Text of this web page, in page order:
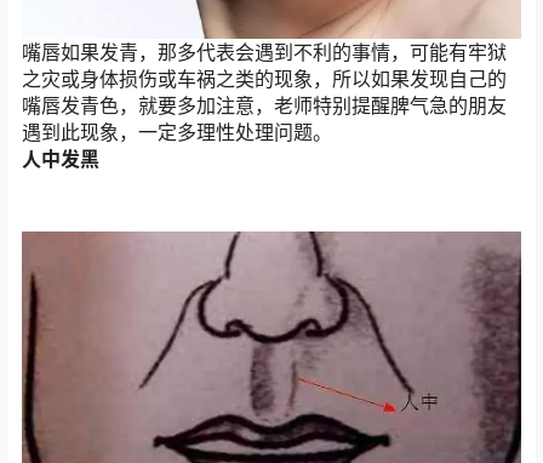
嘴唇如果发青，那多代表会遇到不利的事情，可能有牢狱
之灾或身体损伤或车祸之类的现象，所以如果发现自己的
嘴唇发青色，就要多加注意，老师特别提醒脾气急的朋友
遇到此现象，一定多理性处理问题。
人中发黑